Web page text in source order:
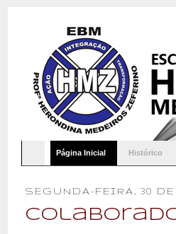
Página Inicial Histórico
SEGUNDA-FEIRA, 30 DE